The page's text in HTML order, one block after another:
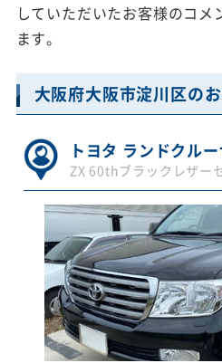
していただいたお客様のコメ
ます。
大阪府大阪市淀川区の
トヨタ ランドクル
ZX 60thブラックレザー